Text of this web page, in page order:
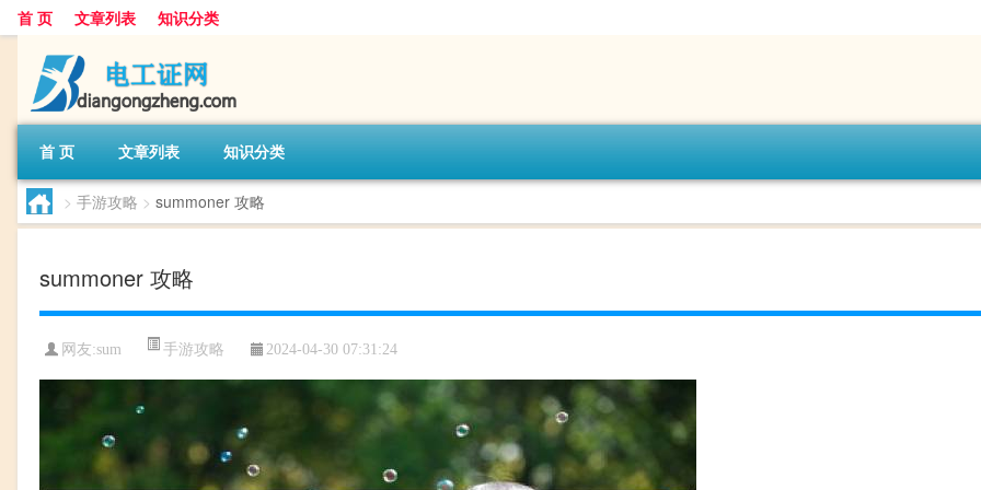
首 页 文章列表 知识分类
首 页 文章列表 知识分类
> 手游攻略 > summoner 攻略
summoner 攻略
网友:sum 手游攻略 2024-04-30 07:31:24